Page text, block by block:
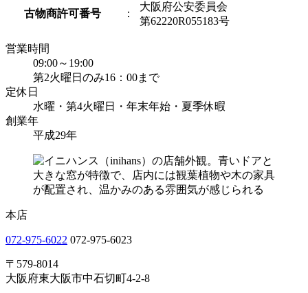
古物商許可番号 ：
大阪府公安委員会
第62220R055183号
営業時間
09:00～19:00
第2火曜日のみ16：00まで
定休日
水曜・第4火曜日・年末年始・夏季休暇
創業年
平成29年
本店
072-975-6022 072-975-6023
〒579-8014
大阪府東大阪市中石切町4-2-8